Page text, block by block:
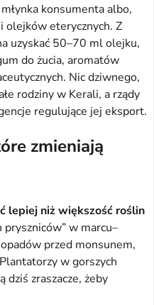
konsumenta albo,
olejków eterycznych. Z
uzyskać 50–70 ml olejku,
do żucia, aromatów
Nic dziwnego,
rodziny w Kerali, a rządy
regulujące jej eksport.
zmieniają
lepiej niż większość roślin
pryszniców” w marcu–
przed monsunem,
w gorszych
dziś zraszacze, żeby